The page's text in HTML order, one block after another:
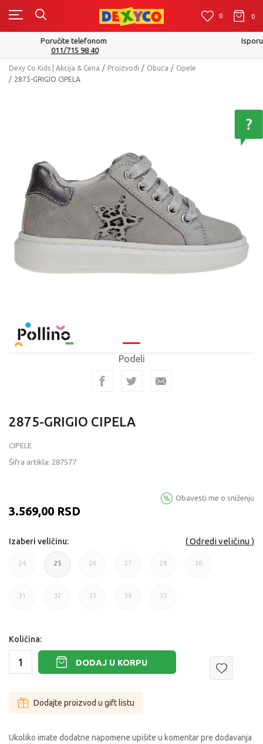
0 0 0
Isporuku možete očekivati u roku od 2 do 4 radna dana!
Dexy Co Kids | Akcija & Cena Proizvodi Obuća
Cipele
2875-GRIGIO CIPELA
Podeli
2875-GRIGIO CIPELA
CIPELE
Šifra artikla: 287577
3.569,00 RSD
Obavesti me o sniženju
Odredi veličinu
Izaberi veličinu:
24 25 26 27 28 30
31
32 33 34 35
Količina:
DODAJ U KORPU
Dodajte proizvod u gift listu
Ukoliko imate dodatne napomene upišite u komentar pre dodavanja